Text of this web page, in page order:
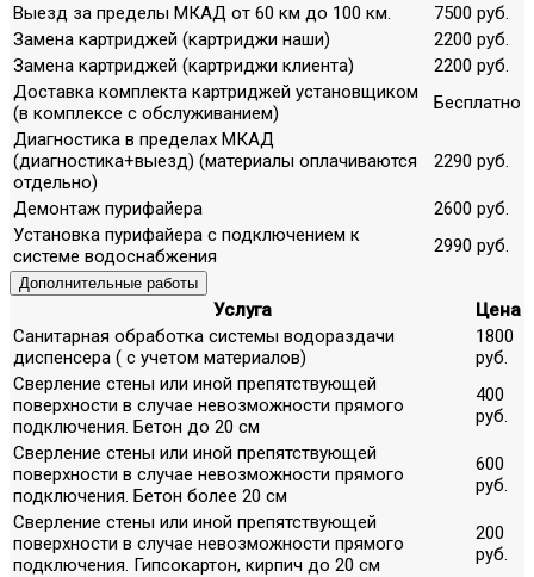
Выезд за пределы МКАД от 60 км до 100 км.
7500 руб.
Замена картриджей (картриджи наши)
2200 руб.
Замена картриджей (картриджи клиента)
2200 руб.
Доставка комплекта картриджей установщиком
(в комплексе с обслуживанием)
Бесплатно
Диагностика в пределах МКАД
(диагностика+выезд) (материалы оплачиваются
отдельно)
2290 руб.
Демонтаж пурифайера
2600 руб.
Установка пурифайера с подключением к
системе водоснабжения
2990 руб.
Дополнительные работы
Услуга
Цена
Санитарная обработка системы водораздачи
диспенсера ( с учетом материалов)
1800
руб.
Сверление стены или иной препятствующей
поверхности в случае невозможности прямого
подключения. Бетон до 20 см
400
руб.
Сверление стены или иной препятствующей
поверхности в случае невозможности прямого
подключения. Бетон более 20 см
600
руб.
Сверление стены или иной препятствующей
поверхности в случае невозможности прямого
подключения. Гипсокартон, кирпич до 20 см
200
руб.